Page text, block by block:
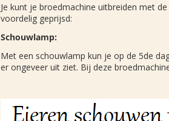
Je kunt je broedmachine uitbreiden met
voordelig geprijsd:
Schouwlamp:
Met een schouwlamp kun je op de 5de
er ongeveer uit ziet. Bij deze